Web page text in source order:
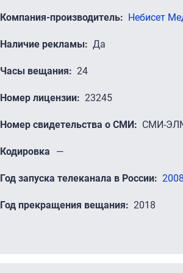
Компания-производитель Небисет
Наличие рекламы Да
Часы вещания 24
Номер лицензии 23245
Номер свидетельства о СМИ СМИ-
Кодировка —
Год запуска телеканала в России 2008
Год прекращения вещания 2018